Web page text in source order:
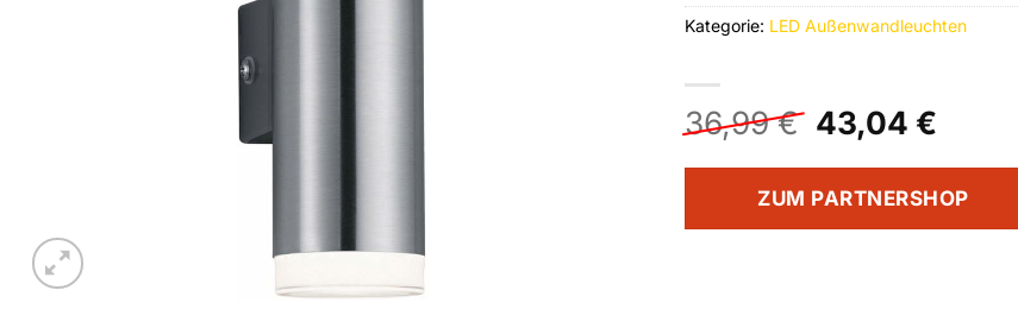
36,99€
Preis
war:
36,99 €
43,04 €
ist:
ZUM PARTNERSHOP
Kategorie: LED Außenwandleuchten